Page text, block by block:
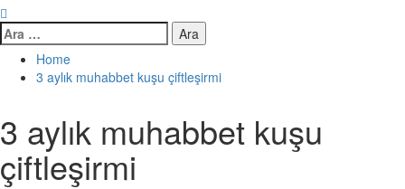
Arama:
Home
3 aylık muhabbet kuşu çiftleşirmi
3 aylık muhabbet kuşu
çiftleşirmi